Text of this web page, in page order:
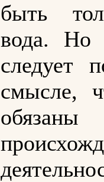
быть
вода. Но
следует
смысле,